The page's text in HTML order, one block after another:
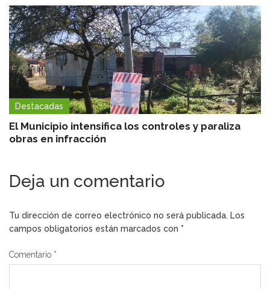
Destacadas
El Municipio intensifica los controles y paraliza
obras en infracción
Deja un comentario
Tu dirección de correo electrónico no será publicada. Los
campos obligatorios están marcados con *
Comentario *